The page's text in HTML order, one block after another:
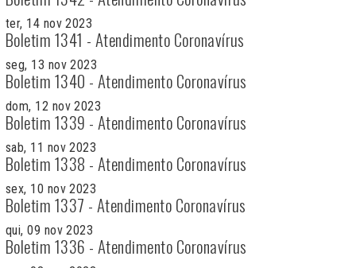
ter, 14 nov 2023
Boletim 1341 - Atendimento Coronavírus
seg, 13 nov 2023
Boletim 1340 - Atendimento Coronavírus
dom, 12 nov 2023
Boletim 1339 - Atendimento Coronavírus
sab, 11 nov 2023
Boletim 1338 - Atendimento Coronavírus
sex, 10 nov 2023
Boletim 1337 - Atendimento Coronavírus
qui, 09 nov 2023
Boletim 1336 - Atendimento Coronavírus